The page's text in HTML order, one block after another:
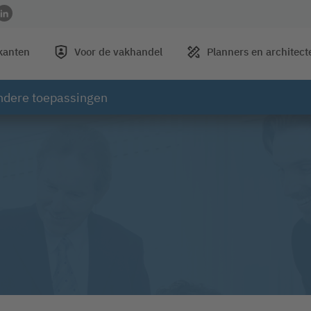
Instagram
op YouTube
profiel op Xing
Link naar profiel op LinkedIn
Voor de vakhandel Planners en
toepassingen